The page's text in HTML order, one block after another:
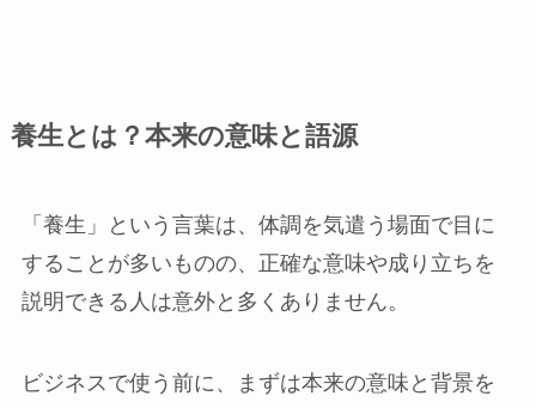
養生とは？本来の意味と語源
「養生」という言葉は、体調を気遣う場面で目に
することが多いものの、正確な意味や成り立ちを
説明できる人は意外と多くありません。
ビジネスで使う前に、まずは本来の意味と背景を